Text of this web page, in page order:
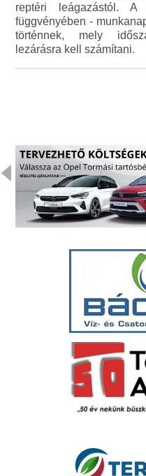
reptéri leágazástól.
függvényében -
történnek, mely
lezárásra kell számítani.